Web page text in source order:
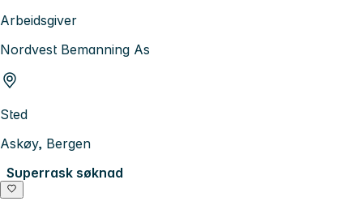
Arbeidsgiver
Nordvest Bemanning As
Sted
Askøy, Bergen
Superrask søknad